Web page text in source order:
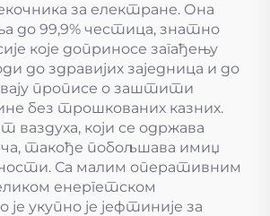
за електране. Она
до 99,9% честица, знатно
које доприносе загађењу
до здравијих заједница и до
прописе о заштити
без трошкованих казних.
ваздуха, који се одржава
такође побољшава имиџ
Са малим оперативним
енергетском
укупно је јефтиније за